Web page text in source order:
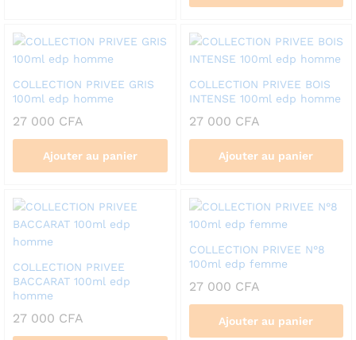
COLLECTION PRIVEE GRIS
100ml edp homme
27 000 CFA
Ajouter au panier
COLLECTION PRIVEE BOIS
INTENSE 100ml edp homme
27 000 CFA
Ajouter au panier
COLLECTION PRIVEE
BACCARAT 100ml edp
homme
27 000 CFA
COLLECTION PRIVEE N°8
100ml edp femme
27 000 CFA
Ajouter au panier